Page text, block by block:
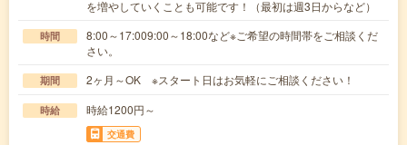
を増やしていくことも可能です！（最初は週3日からなど）
時間
8:00～17:009:00～18:00など※ご希望の時間帯をご相談くだ
さい。
期間 2ヶ月～OK ※スタート日はお気軽にご相談ください！
時給 時給1200円～
交通費